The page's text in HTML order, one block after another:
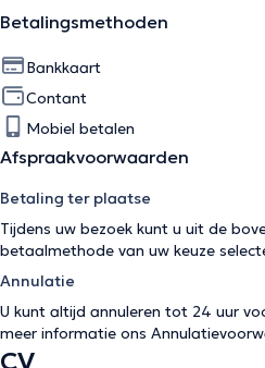
Betalingsmethoden
Bankkaart
Contant
Mobiel betalen
Afspraakvoorwaarden
Betaling ter plaatse
Tijdens uw bezoek kunt u uit de
betaalmethode van uw keuze
Annulatie
U kunt altijd annuleren tot 24 uur
meer informatie ons
CV